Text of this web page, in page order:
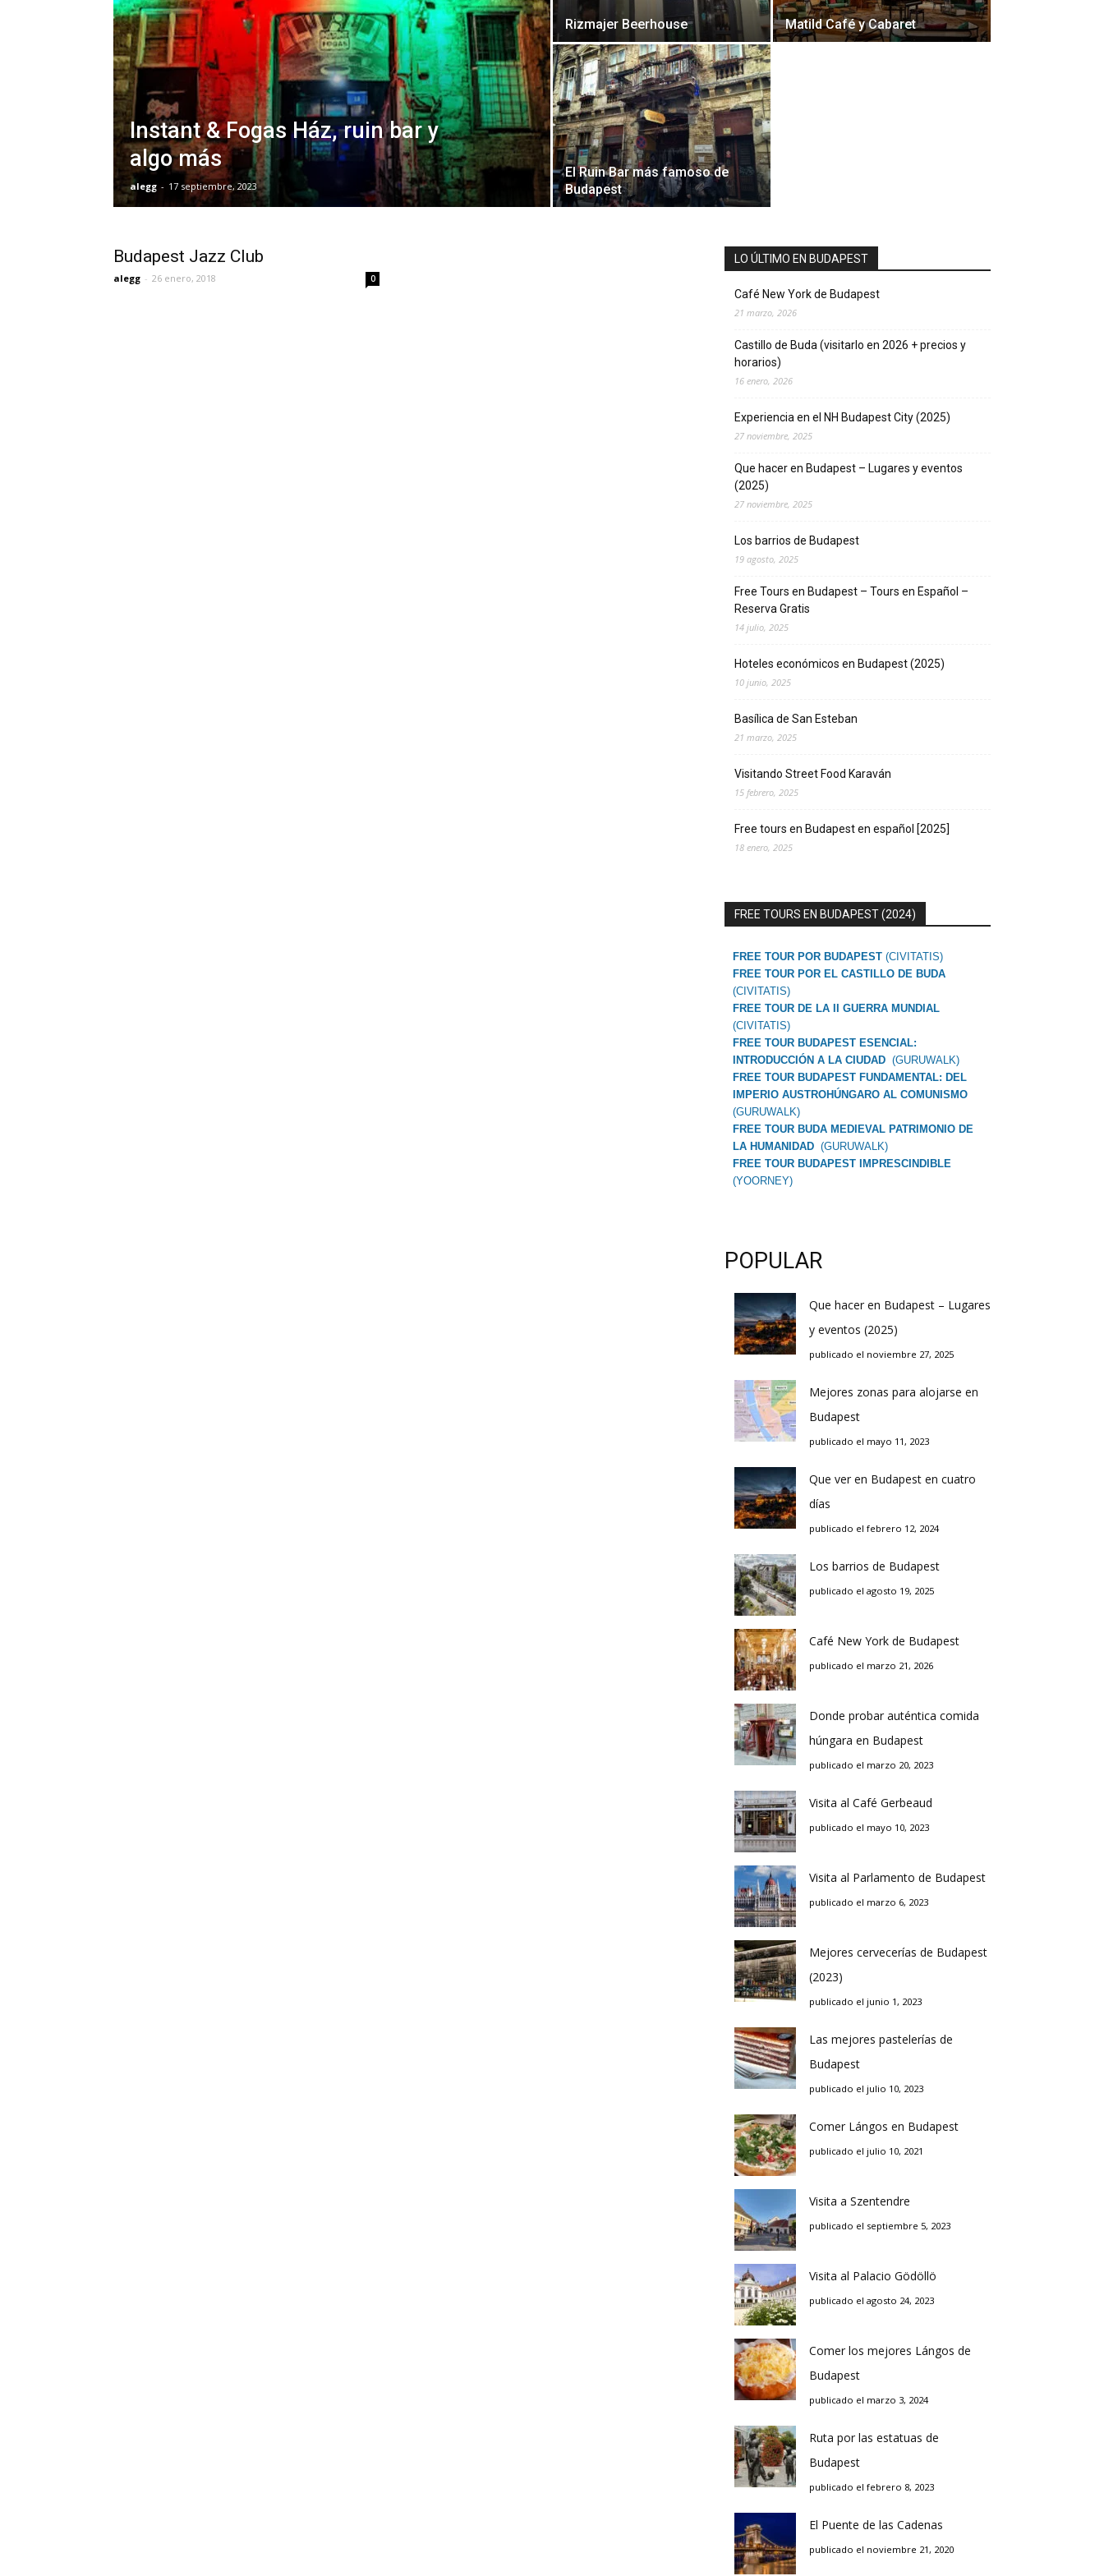
Instant & Fogas Ház, ruin bar y
algo más
alegg - 17 septiembre, 2023
Rizmajer Beerhouse Matild Café y Cabaret
El Ruin Bar más famoso de
Budapest
l
o
Budapest Jazz Club
alegg - 26 enero, 2018 0
LO ÚLTIMO EN BUDAPEST
Café New York de Budapest
21 marzo, 2026
Castillo de Buda (visitarlo en 2026 + precios y
horarios)
16 enero, 2026
Experiencia en el NH Budapest City (2025)
27 noviembre, 2025
Que hacer en Budapest – Lugares y eventos
(2025)
27 noviembre, 2025
Los barrios de Budapest
19 agosto, 2025
Free Tours en Budapest – Tours en Español –
Reserva Gratis
14 julio, 2025
Hoteles económicos en Budapest (2025)
10 junio, 2025
Basílica de San Esteban
21 marzo, 2025
Visitando Street Food Karaván
15 febrero, 2025
Free tours en Budapest en español [2025]
18 enero, 2025
FREE TOURS EN BUDAPEST (2024)
FREE TOUR POR BUDAPEST (CIVITATIS)
FREE TOUR POR EL CASTILLO DE BUDA
(CIVITATIS)
FREE TOUR DE LA II GUERRA MUNDIAL
(CIVITATIS)
FREE TOUR BUDAPEST ESENCIAL:
INTRODUCCIÓN A LA CIUDAD (GURUWALK)
FREE TOUR BUDAPEST FUNDAMENTAL: DEL
IMPERIO AUSTROHÚNGARO AL COMUNISMO
(GURUWALK)
FREE TOUR BUDA MEDIEVAL PATRIMONIO DE
LA HUMANIDAD (GURUWALK)
FREE TOUR BUDAPEST IMPRESCINDIBLE
(YOORNEY)
POPULAR
Que hacer en Budapest – Lugares
y eventos (2025)
publicado el noviembre 27, 2025
Mejores zonas para alojarse en
Budapest
publicado el mayo 11, 2023
Que ver en Budapest en cuatro
días
publicado el febrero 12, 2024
Los barrios de Budapest
publicado el agosto 19, 2025
Café New York de Budapest
publicado el marzo 21, 2026
Donde probar auténtica comida
húngara en Budapest
publicado el marzo 20, 2023
Visita al Café Gerbeaud
publicado el mayo 10, 2023
Visita al Parlamento de Budapest
publicado el marzo 6, 2023
Mejores cervecerías de Budapest
(2023)
publicado el junio 1, 2023
Las mejores pastelerías de
Budapest
publicado el julio 10, 2023
Comer Lángos en Budapest
publicado el julio 10, 2021
Visita a Szentendre
publicado el septiembre 5, 2023
Visita al Palacio Gödöllö
publicado el agosto 24, 2023
Comer los mejores Lángos de
Budapest
publicado el marzo 3, 2024
Ruta por las estatuas de
Budapest
publicado el febrero 8, 2023
El Puente de las Cadenas
publicado el noviembre 21, 2020